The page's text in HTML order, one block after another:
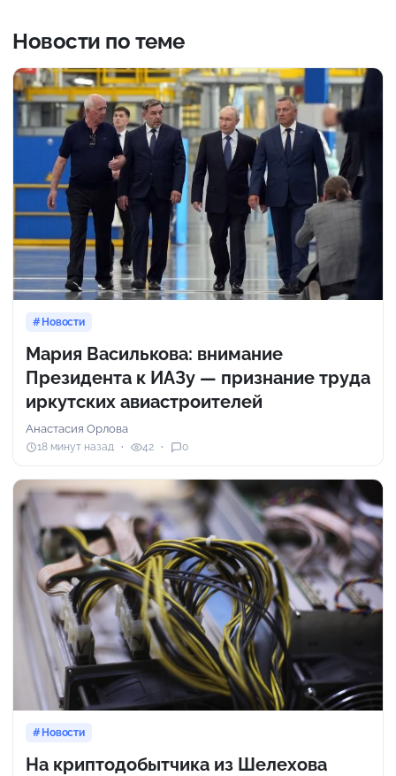
Новости по теме
Новости
Мария Василькова: внимание
Президента к ИАЗу — признание труда
иркутских авиастроителей
Анастасия Орлова
18 минут назад 42 0
Новости
На криптодобытчика из Шелехова